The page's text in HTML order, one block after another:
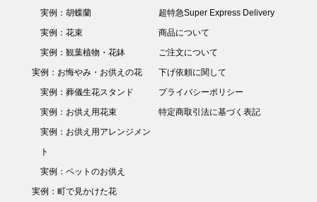
実例：胡蝶蘭
実例：花束
実例：観葉植物・花鉢
実例：お悔やみ・お供えの花
実例：葬儀生花スタンド
実例：お供え用花束
実例：お供え用アレンジメン
ト
実例：ペットのお供え
実例：町で見かけた花
超特急Super Express Delivery
商品について
ご注文について
下げ依頼に関して
プライバシーポリシー
特定商取引法に基づく表記